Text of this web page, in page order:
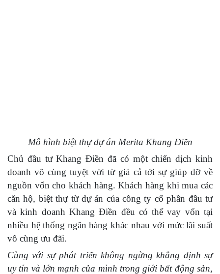
Mô hình biệt thự dự án Merita Khang Điền
Chủ đầu tư Khang Điền đã có một chiến dịch kinh
doanh vô cùng tuyệt vời từ giá cả tới sự giúp đỡ về
nguồn vốn cho khách hàng. Khách hàng khi mua các
căn hộ, biệt thự từ dự án của công ty cổ phần đầu tư
và kinh doanh Khang Điền đều có thể vay vốn tại
nhiều hệ thống ngân hàng khác nhau với mức lãi suất
vô cùng ưu đãi.
Cùng với sự phát triển không ngừng khẳng định sự
uy tín và lớn mạnh của mình trong giới bất động sản,